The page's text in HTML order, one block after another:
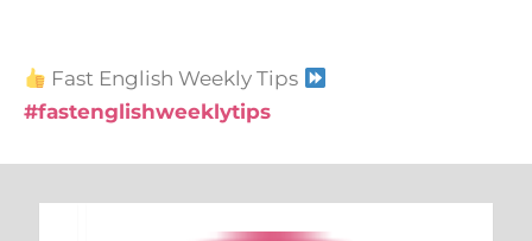
Fast English Weekly Tips
#fastenglishweeklytips